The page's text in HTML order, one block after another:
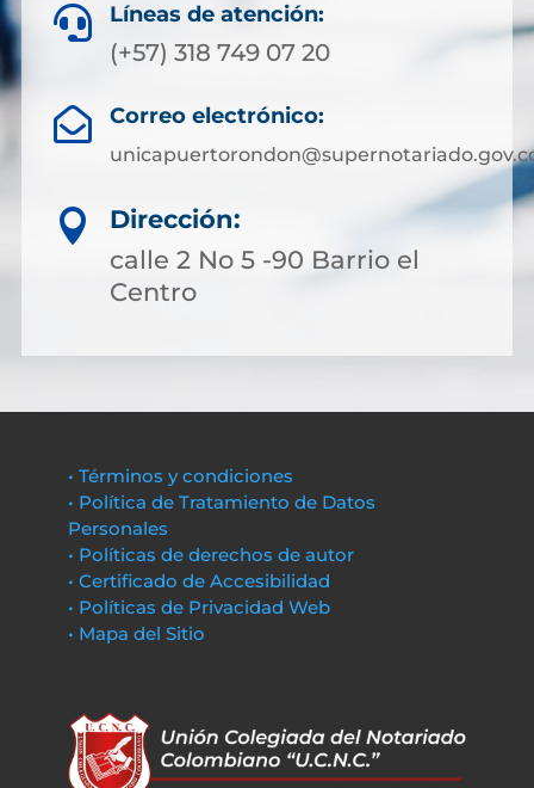
 Líneas de atención:
(+57) 318 749 07 20
 Correo electrónico:

Dirección:
calle 2 No 5 -90 Barrio el
Centro
• Términos y condiciones
• Política de Tratamiento de Datos
Personales
• Políticas de derechos de autor
• Certificado de Accesibilidad
• Políticas de Privacidad Web
• Mapa del Sitio